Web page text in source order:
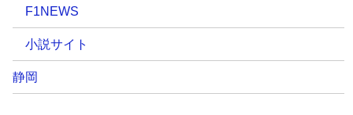
F1NEWS
小説サイト
静岡